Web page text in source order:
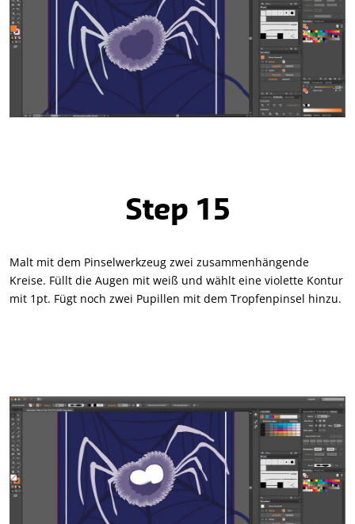
Step 15
Malt mit dem Pinselwerkzeug zwei zusammenhängende
Kreise. Füllt die Augen mit weiß und wählt eine violette Kontur
mit 1pt. Fügt noch zwei Pupillen mit dem Tropfenpinsel hinzu.